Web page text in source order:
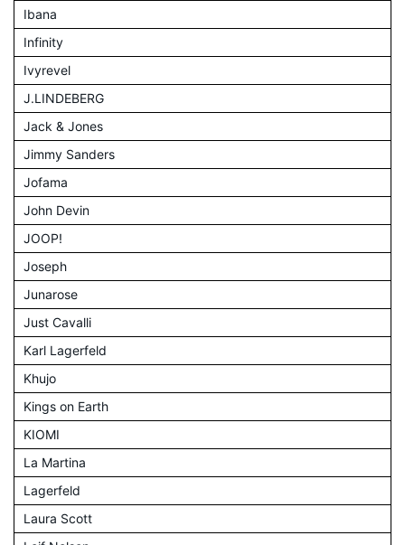
Ibana
Infinity
Ivyrevel
J.LINDEBERG
Jack & Jones
Jimmy Sanders
Jofama
John Devin
JOOP!
Joseph
Junarose
Just Cavalli
Karl Lagerfeld
Khujo
Kings on Earth
KIOMI
La Martina
Lagerfeld
Laura Scott